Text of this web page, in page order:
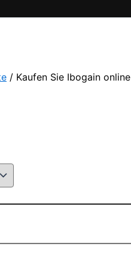
/ Kaufen Sie Ibogain online